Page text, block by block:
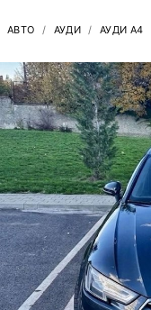
АВТО АУДИ АУДИ A4